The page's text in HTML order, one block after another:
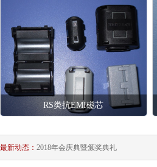
RS类抗EMI磁芯
最新动态：
年度拓展训练及旅游活动
2018年会庆典暨颁奖典礼